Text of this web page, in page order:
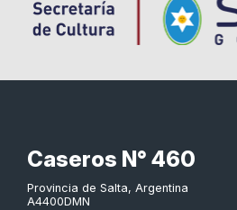
Caseros N° 460
Provincia de Salta, Argentina
A4400DMN